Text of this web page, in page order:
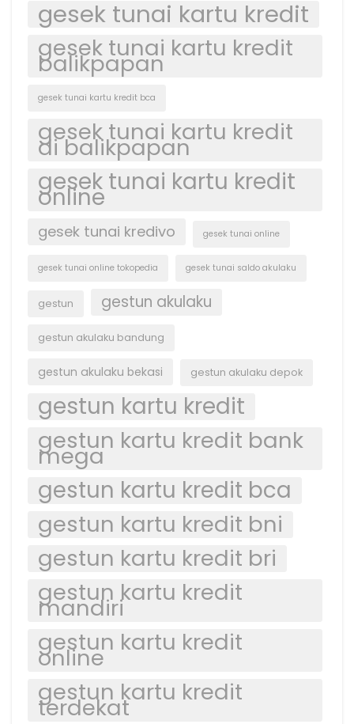
gesek tunai kartu kredit
gesek tunai kartu kredit
balikpapan
gesek tunai kartu kredit bca
gesek tunai kartu kredit
di balikpapan
gesek tunai kartu kredit
online
gesek tunai kredivo gesek tunai online
gesek tunai online tokopedia gesek tunai saldo akulaku
gestun gestun akulaku
gestun akulaku bandung
gestun akulaku bekasi gestun akulaku depok
gestun kartu kredit
gestun kartu kredit bank
mega
gestun kartu kredit bca
gestun kartu kredit bni
gestun kartu kredit bri
gestun kartu kredit
mandiri
gestun kartu kredit
online
gestun kartu kredit
terdekat